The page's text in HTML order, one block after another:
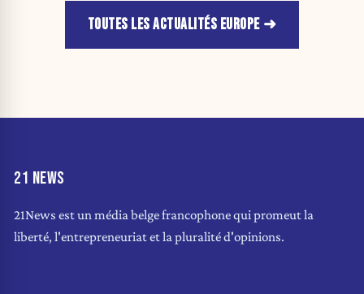
TOUTES LES ACTUALITÉS EUROPE
21 NEWS
21News est un média belge francophone qui promeut la
liberté, l'entrepreneuriat et la pluralité d'opinions.